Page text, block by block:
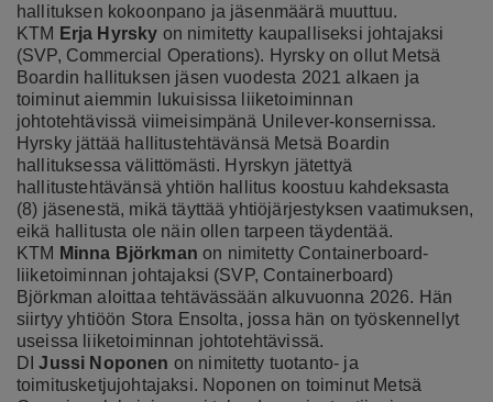
hallituksen kokoonpano ja jäsenmäärä muuttuu.
KTM Erja Hyrsky on nimitetty kaupalliseksi johtajaksi
(SVP, Commercial Operations). Hyrsky on ollut Metsä
Boardin hallituksen jäsen vuodesta 2021 alkaen ja
toiminut aiemmin lukuisissa liiketoiminnan
johtotehtävissä viimeisimpänä Unilever-konsernissa.
Hyrsky jättää hallitustehtävänsä Metsä Boardin
hallituksessa välittömästi. Hyrskyn jätettyä
hallitustehtävänsä yhtiön hallitus koostuu kahdeksasta
(8) jäsenestä, mikä täyttää yhtiöjärjestyksen vaatimuksen,
eikä hallitusta ole näin ollen tarpeen täydentää.
KTM Minna Björkman on nimitetty Containerboard-
liiketoiminnan johtajaksi (SVP, Containerboard)
Björkman aloittaa tehtävässään alkuvuonna 2026. Hän
siirtyy yhtiöön Stora Ensolta, jossa hän on työskennellyt
useissa liiketoiminnan johtotehtävissä.
DIJussi Noponen on nimitetty tuotanto- ja
toimitusketjujohtajaksi. Noponen on toiminut Metsä